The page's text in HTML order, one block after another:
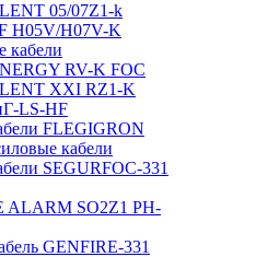
05/07Z1-k
Н05V/H07V-K
кабели
RV-K FOC
XXI RZ1-K
LS-HF
FLEGIGRON
кабели
SEGURFOC-331
ALARM SO2Z1 PH-
GENFIRE-331